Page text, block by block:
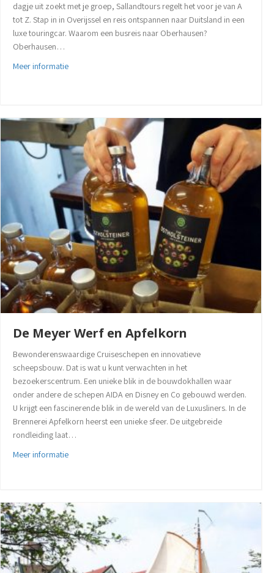
dagje uit zoekt met je groep, Sallandtours regelt het voor je van A
tot Z. Stap in in Overijssel en reis ontspannen naar Duitsland in een
luxe touringcar. Waarom een busreis naar Oberhausen?
Oberhausen…
Meer informatieabout Busreis naar Oberhausen: Comfortabel op
De Meyer Werf en Apfelkorn
Bewonderenswaardige Cruiseschepen en innovatieve
scheepsbouw. Dat is wat u kunt verwachten in het
bezoekerscentrum. Een unieke blik in de bouwdokhallen waar
onder andere de schepen AIDA en Disney en Co gebouwd werden.
U krijgt een fascinerende blik in de wereld van de Luxusliners. In de
Brennerei Apfelkorn heerst een unieke sfeer. De uitgebreide
rondleiding laat…
Meer informatieabout De Meyer Werf en Apfelkorn